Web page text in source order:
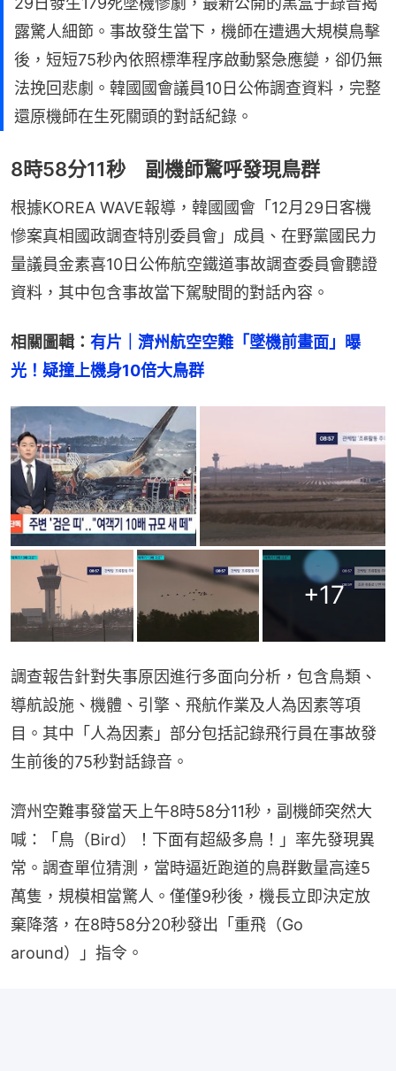
露驚人細節。事故發生當下，機師在遭遇大規模鳥擊
後，短短75秒內依照標準程序啟動緊急應變，卻仍無
法挽回悲劇。韓國國會議員10日公佈調查資料，完整
還原機師在生死關頭的對話紀錄。
8時58分11秒 副機師驚呼發現鳥群
根據KOREA WAVE報導，韓國國會「12月29日客機
慘案真相國政調查特別委員會」成員、在野黨國民力
量議員金素喜10日公佈航空鐵道事故調查委員會聽證
資料，其中包含事故當下駕駛間的對話內容。
相關圖輯： 有片｜濟州航空空難「墜機前畫面」曝
光！疑撞上機身10倍大鳥群
+17
調查報告針對失事原因進行多面向分析，包含鳥類、
導航設施、機體、引擎、飛航作業及人為因素等項
目。其中「人為因素」部分包括記錄飛行員在事故發
生前後的75秒對話錄音。
濟州空難事發當天上午8時58分11秒，副機師突然大
喊：「鳥（Bird）！下面有超級多鳥！」率先發現異
常。調查單位猜測，當時逼近跑道的鳥群數量高達5
萬隻，規模相當驚人。僅僅9秒後，機長立即決定放
棄降落，在8時58分20秒發出「重飛（Go
around）」指令。